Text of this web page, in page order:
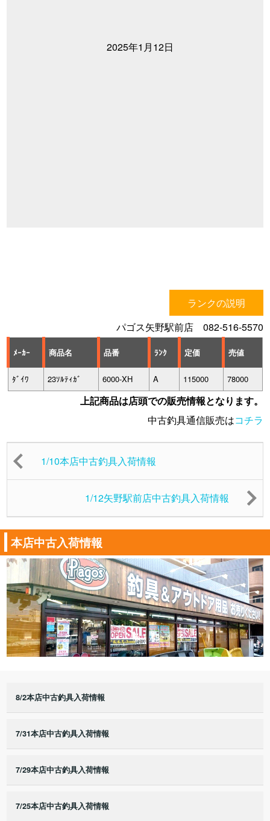
2025年1月12日
ランクの説明
パゴス矢野駅前店 082-516-5570
ﾒｰｶｰ 商品名 品番 ﾗﾝｸ 定価 売値
ﾀﾞｲﾜ 23ｿﾙﾃｨｶﾞ 6000-XH A 115000 78000
上記商品は店頭での販売情報となります。
中古釣具通信販売はコチラ
1/10本店中古釣具入荷情報
1/12矢野駅前店中古釣具入荷情報
本店中古入荷情報
8/2本店中古釣具入荷情報
7/31本店中古釣具入荷情報
7/29本店中古釣具入荷情報
7/25本店中古釣具入荷情報